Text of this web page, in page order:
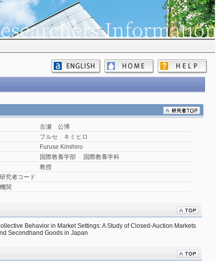
古瀬 公博
フルセ キミヒロ
Furuse Kimihiro
国際教養学部 国際教養学科
教授
究者コード
関
Behavior in Market Settings: A Study of Closed-Auction Markets
Secondhand Goods in Japan